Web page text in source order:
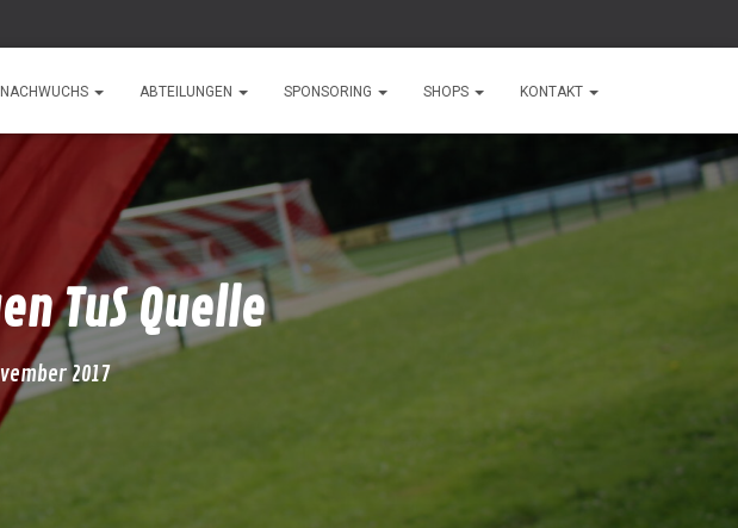
NACHWUCHS ABTEILUNGEN SPONSORING SHOPS KONTAKT
TuS Quelle
2017